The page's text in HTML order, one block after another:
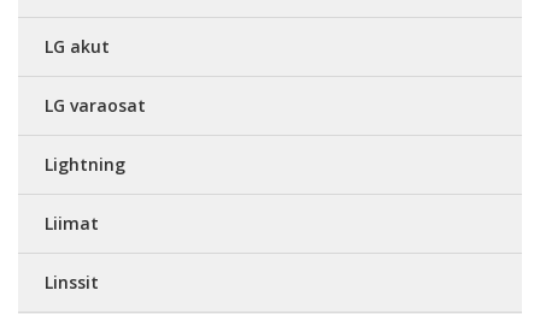
LG akut
LG varaosat
Lightning
Liimat
Linssit